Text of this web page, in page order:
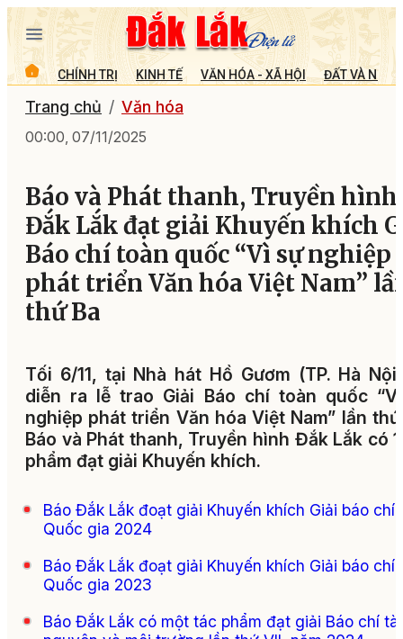
CHÍNH TRỊ KINH TẾ VĂN HÓA - XÃ HỘI ĐẤT VÀ
Trang chủ Văn hóa
00:00, 07/11/2025
Báo và Phát thanh, Truyền hình
Đắk Lắk đạt giải Khuyến khích
Báo chí toàn quốc “Vì sự nghiệp
phát triển Văn hóa Việt Nam”
thứ Ba
Tối 6/11, tại Nhà hát Hồ Gươm (TP. Hà
diễn ra lễ trao Giải Báo chí toàn quốc
nghiệp phát triển Văn hóa Việt Nam” lần thứ
Báo và Phát thanh, Truyền hình Đắk Lắk có
phẩm đạt giải Khuyến khích.
Báo Đắk Lắk đoạt giải Khuyến khích Giải báo chí
Quốc gia 2024
Báo Đắk Lắk đoạt giải Khuyến khích Giải báo chí
Quốc gia 2023
Báo Đắk Lắk có một tác phẩm đạt giải Báo chí tài